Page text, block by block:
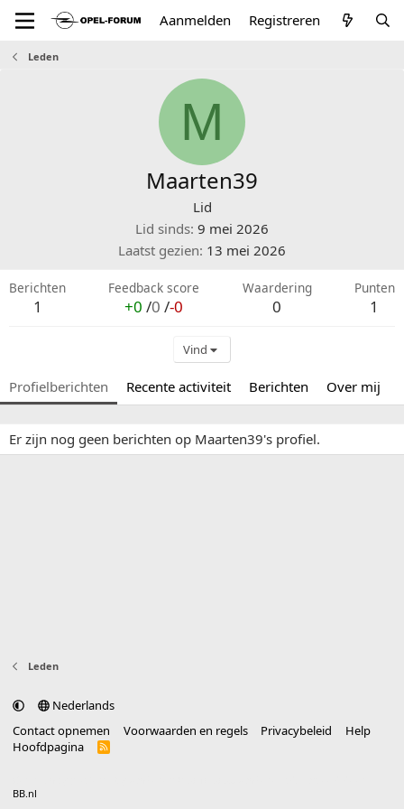
Aanmelden Registreren
Leden
M
Maarten39
Lid
Lid sinds 9 mei 2026
Laatst gezien 13 mei 2026
Berichten
1
Feedback score
+0 /0 /-0
Waardering
0
Punten
1
Vind
Profielberichten Recente activiteit Berichten Over mij
Er zijn nog geen berichten op Maarten39's profiel.
Leden
Nederlands
Contact opnemen
Voorwaarden en regels Privacybeleid
Help
Hoofdpagina
R
BB.nl